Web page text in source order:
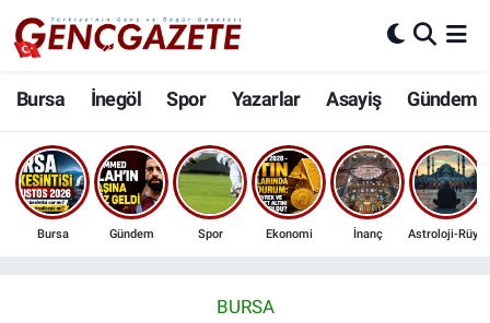
Bursa İnegöl Spor Yazarlar Asayiş Gündem
Bursa Gündem Spor Ekonomi İnanç Astroloji-Rüya
BURSA
Bursa
İnegöl
3.SAYFA
Nöbetçi Eczaneler
Hava Durumu
Trafik Durumu